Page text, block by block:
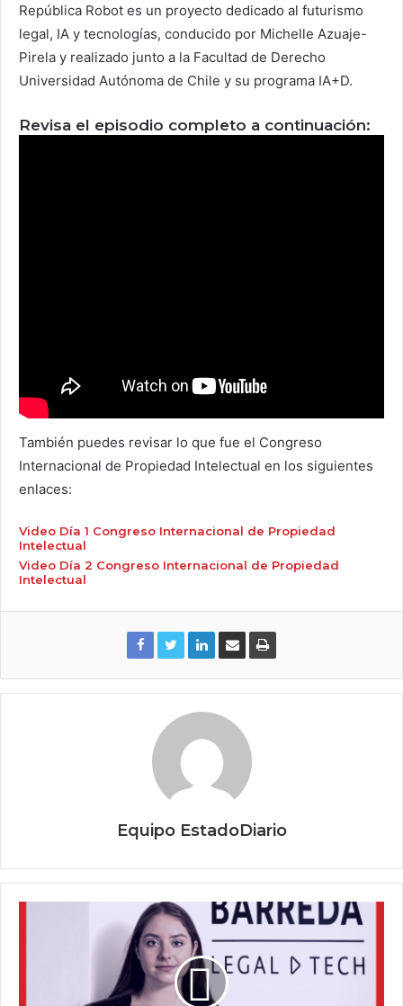
República Robot es un proyecto dedicado al futurismo
legal, IA y tecnologías, conducido por Michelle Azuaje-
Pirela y realizado junto a la Facultad de Derecho
Universidad Autónoma de Chile y su programa IA+D.
Revisa el episodio completo a continuación:
También puedes revisar lo que fue el Congreso
Internacional de Propiedad Intelectual en los siguientes
enlaces:
Video Día 1 Congreso Internacional de Propiedad
Intelectual
Video Día 2 Congreso Internacional de Propiedad
Intelectual
Equipo EstadoDiario